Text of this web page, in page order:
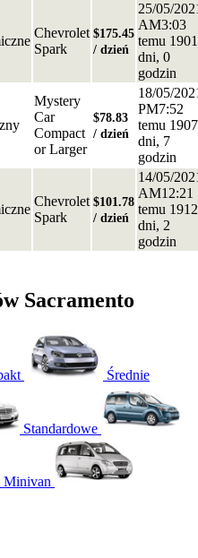
Chevrolet
Spark
$175.45
/ dzień
25/05/
AM3:03
temu 1901
dni, 0
godzin
Mystery
Car
Compact
or Larger
$78.83
/ dzień
18/05/
PM7:52
temu 1907
dni, 7
godzin
Chevrolet
Spark
$101.78
/ dzień
14/05/
AM12:21
temu 1912
dni, 2
godzin
Sacramento
Średnie
Standardowe
Minivan